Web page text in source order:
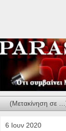
6 Ιουν 2020